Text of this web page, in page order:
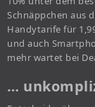
Schnäppchen aus
Handytarife für
und auch
mehr wartet bei
…